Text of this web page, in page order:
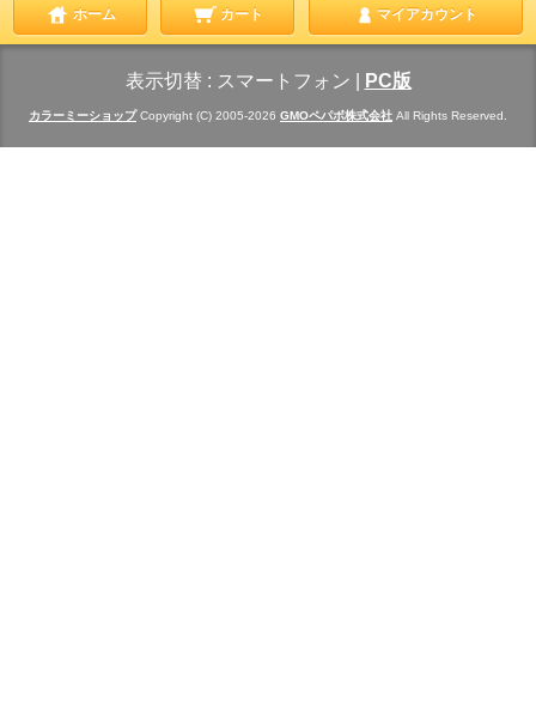
ホーム カート マイアカウント
表示切替 : スマートフォン PC版
カラーミーショップCopyright (C) 2005-2026 GMOペパボ株式会社 All Rights Reserved.